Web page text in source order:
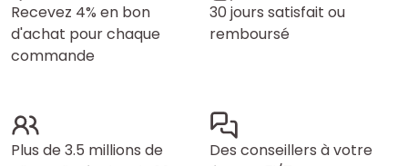
Recevez 4% en bon
d'achat pour chaque
commande
30 jours satisfait ou
remboursé
Plus de 3.5 millions de
Des conseillers à votre